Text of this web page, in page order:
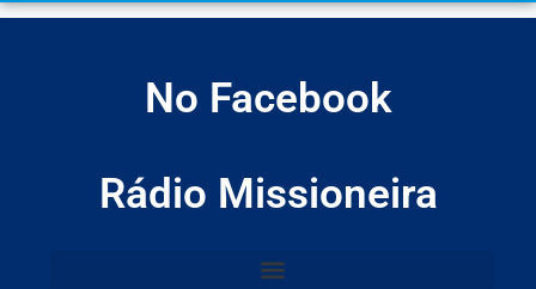
No Facebook
Rádio Missioneira